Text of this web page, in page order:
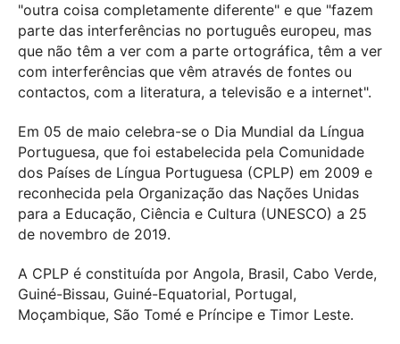
"outra coisa completamente diferente" e que "fazem
parte das interferências no português europeu, mas
que não têm a ver com a parte ortográfica, têm a ver
com interferências que vêm através de fontes ou
contactos, com a literatura, a televisão e a internet".
Em 05 de maio celebra-se o Dia Mundial da Língua
Portuguesa, que foi estabelecida pela Comunidade
dos Países de Língua Portuguesa (CPLP) em 2009 e
reconhecida pela Organização das Nações Unidas
para a Educação, Ciência e Cultura (UNESCO) a 25
de novembro de 2019.
A CPLP é constituída por Angola, Brasil, Cabo Verde,
Guiné-Bissau, Guiné-Equatorial, Portugal,
Moçambique, São Tomé e Príncipe e Timor Leste.